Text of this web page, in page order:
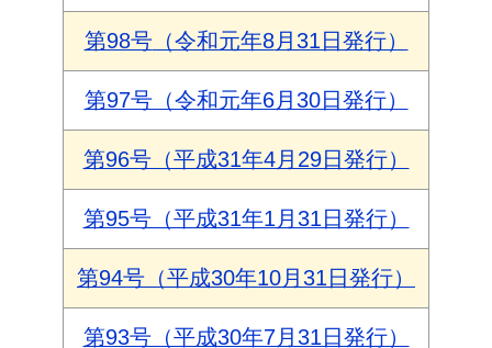
第98号（令和元年8月31日発行）
第97号（令和元年6月30日発行）
第96号（平成31年4月29日発行）
第95号（平成31年1月31日発行）
第94号（平成30年10月31日発行）
第93号（平成30年7月31日発行）